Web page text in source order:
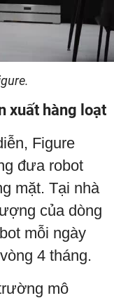
xuất hàng loạt
Figure
đưa robot
mặt. Tại nhà
của dòng
mỗi ngày
4 tháng.
mô